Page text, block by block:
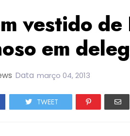
vestido
em
Data março 04, 2013
TWEET